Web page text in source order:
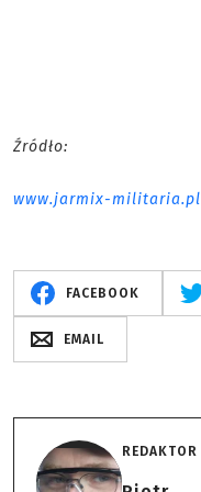
Źródło:
www.jarmix-militaria.pl
FACEBOOK
EMAIL
REDAKTOR